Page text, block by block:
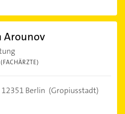
Arounov
12351 Berlin (Gropiusstadt)